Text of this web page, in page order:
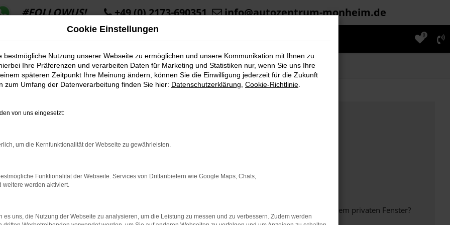
#FOLLOWUS! +49 (0) 2173-690351 info@autozentrum-monheim.de
0
bestimmter Seiten verhindern. Funktioniert die Seite in einem anderen Browser oder in einem privaten Fenster?
Cookie Einstellungen
bestmögliche Nutzung unserer Webseite zu ermöglichen und unsere Kommunikation mit Ihnen zu
Ihre Präferenzen und verarbeiten Daten für Marketing und Statistiken nur, wenn Sie uns Ihre
späteren Zeitpunkt Ihre Meinung ändern, können Sie die Einwilligung jederzeit für die Zukunft
zum Umfang der Datenverarbeitung finden Sie hier: Datenschutzerklärung Cookie-Richtlinie
von uns eingesetzt:
um die Kernfunktionalität der Webseite zu gewährleisten.
Funktionalität der Webseite. Services von Drittanbietern wie Google Maps, Chats,
weitere werden aktiviert.
es uns, die Nutzung der Webseite zu analysieren, um die Leistung zu messen und zu verbessern. Zudem werden